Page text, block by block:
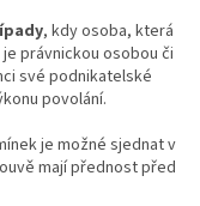
, kdy osoba, která
právnickou osobou či
své podnikatelské
povolání.
je možné sjednat v
mají přednost před